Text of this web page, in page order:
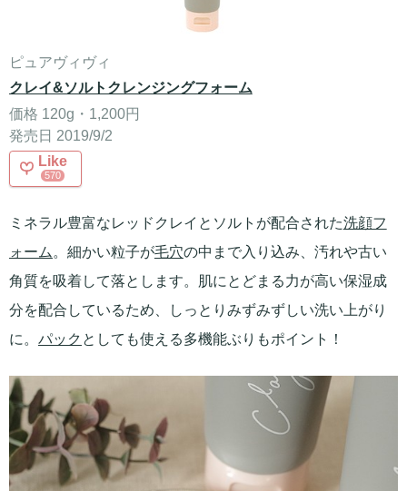
ピュアヴィヴィ
クレイ&ソルトクレンジングフォーム
価格 120g・1,200円
発売日 2019/9/2
Like
570
ミネラル豊富なレッドクレイとソルトが配合された洗顔フ
ォーム 。細かい粒子が毛穴の中まで入り込み、汚れや古い
角質を吸着して落とします。肌にとどまる力が高い保湿成
分を配合しているため、しっとりみずみずしい洗い上がり
に。 パック としても使える多機能ぶりもポイント！